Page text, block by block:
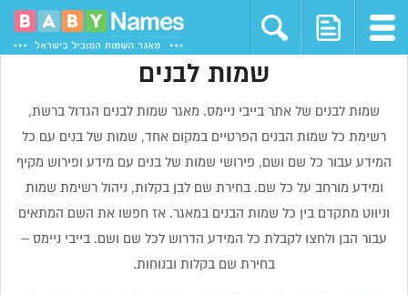
שמות לבנים
שמות לבנים של אתר בייבי ניימס. מאגר שמות לבנים הגדול ברשת,
רשימת כל שמות הבנים הפרטיים במקום אחד, שמות של בנים עם כל
המידע עבור כל שם ושם, פירושי שמות של בנים עם מידע ופירוש מקיף
ומידע מורחב על כל שם. בחירת שם לבן בקלות, ניהול רשימת שמות
וניווט מתקדם בין כל שמות הבנים במאגר. אז חפשו את השם המתאים
עבור הבן ולחצו לקבלת כל המידע הדרוש לכל שם ושם. בייבי ניימס –
בחירת שם בקלות ובנוחות.